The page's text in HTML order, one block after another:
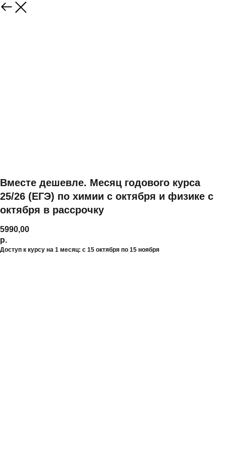
Вместе дешевле. Месяц годового курса
25/26 (ЕГЭ) по химии с октября и физике с
октября в рассрочку
5990,00
р.
Доступ к курсу на 1 месяц: с 15 октября по 15 ноября